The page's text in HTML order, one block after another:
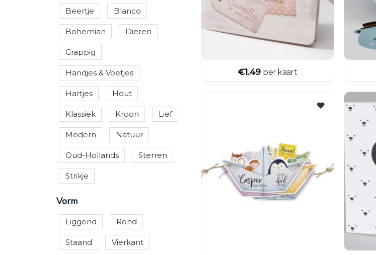
Beertje Blanco
Bohemian Dieren
Grappig
Handjes & Voetjes
Hartjes Hout
Klassiek Kroon Lief
Modern Natuur
Oud-Hollands Sterren
Strikje
Vorm
Liggend Rond
Staand Vierkant
€1.49 per kaart